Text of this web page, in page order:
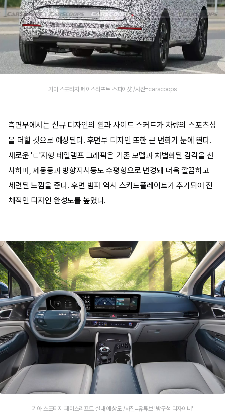
기아 스포티지 페이스리프트 스파이샷 /사진=carscoops
측면부에서는 신규 디자인의 휠과 사이드 스커트가 차량의 스포츠성
을 더할 것으로 예상된다. 후면부 디자인 또한 큰 변화가 눈에 띈다.
새로운 'ㄷ'자형 테일램프 그래픽은 기존 모델과 차별화된 감각을 선
사하며, 제동등과 방향지시등도 수평형으로 변경돼 더욱 깔끔하고
세련된 느낌을 준다. 후면 범퍼 역시 스키드플레이트가 추가되어 전
체적인 디자인 완성도를 높였다.
기아 스포티지 페이스리프트 실내 예상도 /사진=유튜브 '방구석 디자이너'